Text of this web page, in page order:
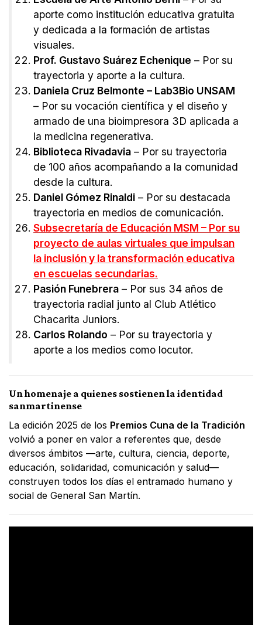
aporte como institución educativa gratuita
y dedicada a la formación de artistas
visuales.
Prof. Gustavo Suárez Echenique – Por su
trayectoria y aporte a la cultura.
Daniela Cruz Belmonte – Lab3Bio UNSAM
– Por su vocación científica y el diseño y
armado de una bioimpresora 3D aplicada a
la medicina regenerativa.
Biblioteca Rivadavia – Por su trayectoria
de 100 años acompañando a la comunidad
desde la cultura.
Daniel Gómez Rinaldi – Por su destacada
trayectoria en medios de comunicación.
Subsecretaría de Educación MSM – Por su
proyecto de aulas virtuales que impulsan
la inclusión y la transformación educativa
en escuelas secundarias.
Pasión Funebrera – Por sus 34 años de
trayectoria radial junto al Club Atlético
Chacarita Juniors.
Carlos Rolando – Por su trayectoria y
aporte a los medios como locutor.
Un homenaje a quienes sostienen la identidad
sanmartinense
La edición 2025 de los Premios Cuna de la Tradición
volvió a poner en valor a referentes que, desde
diversos ámbitos —arte, cultura, ciencia, deporte,
educación, solidaridad, comunicación y salud—
construyen todos los días el entramado humano y
social de General San Martín.